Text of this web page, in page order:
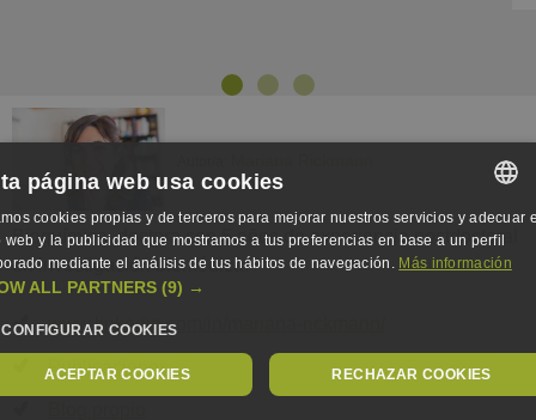
Bioquímica, doctora con 5 años de experiencia postdoctoral
en investigación biomédica.
www.linkedin.com/in/mariana-rickmann/
Publicaciones
Previous
Next
SPANISH
SPANISH
GERMAN
página web usa cookies
cookies propias y de terceros para mejorar nuestros servicios y adecuar
web y la publicidad que mostramos a tus preferencias en base a un perfil
mediante el análisis de tus hábitos de navegación. Más información
ALL PARTNERS (9) →
CONFIGURAR COOKIES
ACEPTAR COOKIES RECHAZAR COOKIES